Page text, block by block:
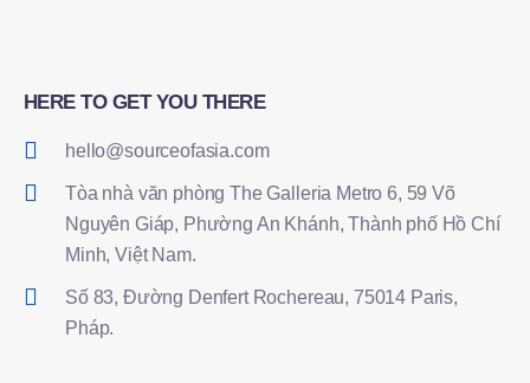
HERE TO GET YOU THERE
hello@sourceofasia.com
Tòa nhà văn phòng The Galleria Metro 6, 59 Võ
Nguyên Giáp, Phường An Khánh, Thành phố Hồ Chí
Minh, Việt Nam.
Số 83, Đường Denfert Rochereau, 75014 Paris,
Pháp.